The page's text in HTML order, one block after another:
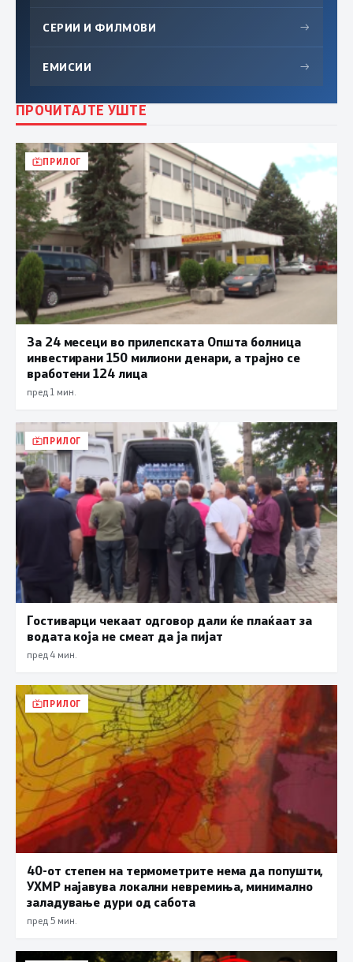
СЕРИИ И ФИЛМОВИ →
ЕМИСИИ →
ПРОЧИТАЈТЕ УШТЕ
ПРИЛОГ
За 24 месеци во прилепската Општа болница
инвестирани 150 милиони денари, а трајно се
вработени 124 лица
пред 1 мин.
ПРИЛОГ
Гостиварци чекаат одговор дали ќе плаќаат за
водата која не смеат да ја пијат
пред 4 мин.
ПРИЛОГ
40-от степен на термометрите нема да попушти,
УХМР најавува локални невремиња, минимално
заладување дури од сабота
пред 5 мин.